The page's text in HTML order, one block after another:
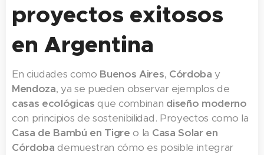
proyectos exitosos
en Argentina
En ciudades como Buenos Aires, Córdoba y
Mendoza, ya se pueden observar ejemplos de
casas ecológicas que combinan diseño moderno
con principios de sostenibilidad. Proyectos como la
Casa de Bambú en Tigre o la Casa Solar en
Córdoba demuestran cómo es posible integrar